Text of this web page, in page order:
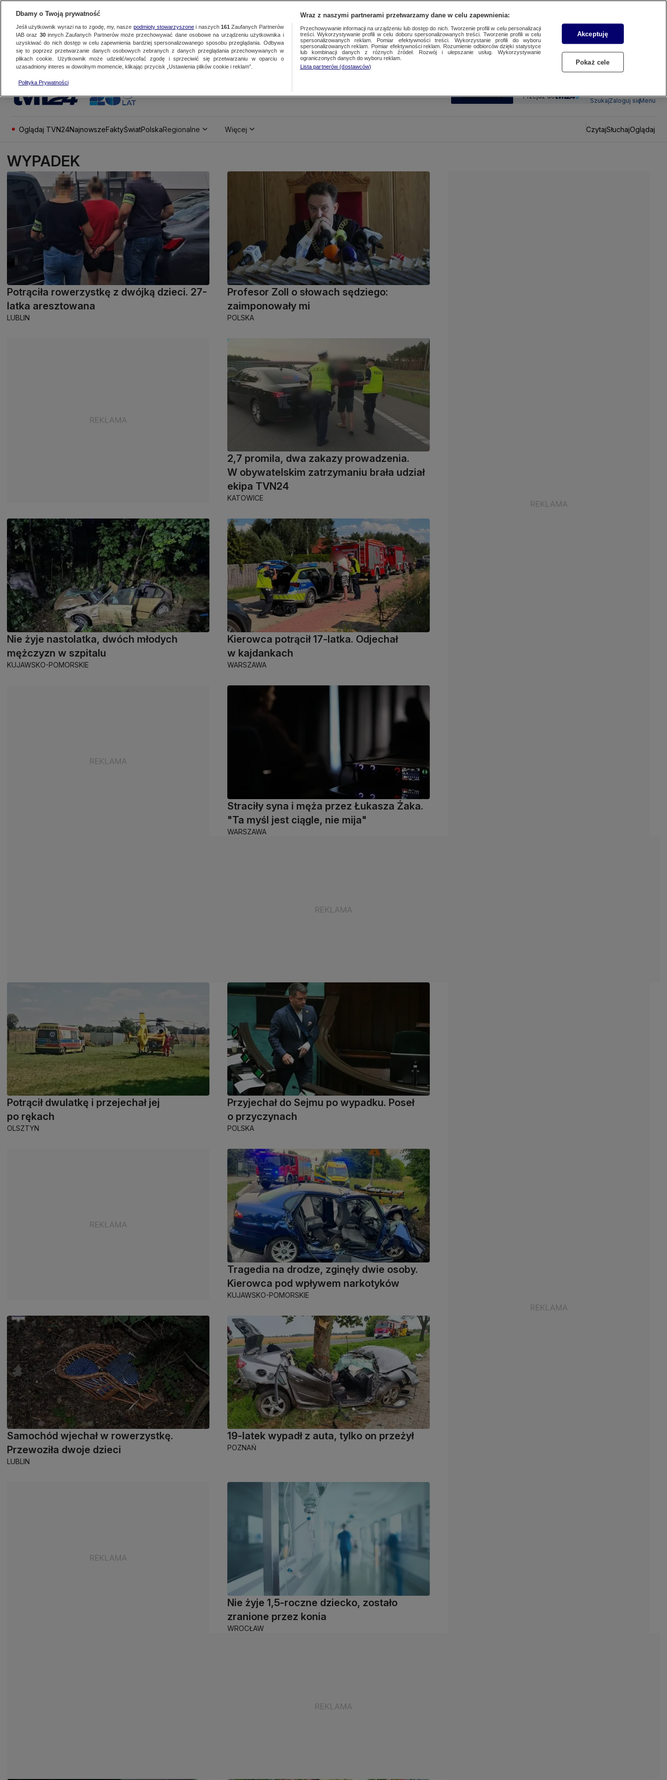
SUBSKRYBUJ Przejdź do
SzukajZaloguj sięMenu
Oglądaj TVN24NajnowszeFaktyŚwiatPolskaRegionalne Więcej CzytajSłuchajOglądaj
WYPADEK
Potrąciła rowerzystkę z dwójką dzieci. 27-
latka aresztowana
LUBLIN
Profesor Zoll o słowach sędziego:
zaimponowały mi
POLSKA
2,7 promila, dwa zakazy prowadzenia.
W obywatelskim zatrzymaniu brała udział
ekipa TVN24
KATOWICE
Nie żyje nastolatka, dwóch młodych
mężczyzn w szpitalu
KUJAWSKO-POMORSKIE
Kierowca potrącił 17-latka. Odjechał
w kajdankach
WARSZAWA
Straciły syna i męża przez Łukasza Żaka.
"Ta myśl jest ciągle, nie mija"
WARSZAWA
Potrącił dwulatkę i przejechał jej
po rękach
OLSZTYN
Przyjechał do Sejmu po wypadku. Poseł
o przyczynach
POLSKA
Tragedia na drodze, zginęły dwie osoby.
Kierowca pod wpływem narkotyków
KUJAWSKO-POMORSKIE
Samochód wjechał w rowerzystkę.
Przewoziła dwoje dzieci
LUBLIN
19-latek wypadł z auta, tylko on przeżył
POZNAŃ
Nie żyje 1,5-roczne dziecko, zostało
zranione przez konia
WROCŁAW
Dbamy o Twoją prywatność
Jeśli użytkownik wyrazi na to zgodę, my, nasze podmioty stowarzyszonei naszych 161 Zaufanych Partnerów
IAB oraz 30innych Zaufanych Partnerów może przechowywać dane osobowe na urządzeniu użytkownika i
uzyskiwać do nich dostęp w celu zapewnienia bardziej spersonalizowanego sposobu przeglądania. Odbywa
się to poprzez przetwarzanie danych osobowych zebranych z danych przeglądania przechowywanych w
plikach cookie. Użytkownik może udzielić/wycofać zgodę i sprzeciwić się przetwarzaniu w oparciu o
uzasadniony interes w dowolnym momencie, klikając przycisk „Ustawienia plików cookie i reklam”.
Polityka Prywatności
Wraz z naszymi partnerami przetwarzamy dane w celu zapewnienia:
Przechowywanie informacji na urządzeniu lub dostęp do nich. Tworzenie profili w celu personalizacji
treści. Wykorzystywanie profili w celu doboru spersonalizowanych treści. Tworzenie profili w celu
spersonalizowanych reklam. Pomiar efektywności treści. Wykorzystanie profili do wyboru
spersonalizowanych reklam. Pomiar efektywności reklam. Rozumienie odbiorców dzięki statystyce
lub kombinacji danych z różnych źródeł. Rozwój i ulepszanie usług. Wykorzystywanie
ograniczonych danych do wyboru reklam.
Lista partnerów (dostawców)
Akceptuję
Pokaż cele